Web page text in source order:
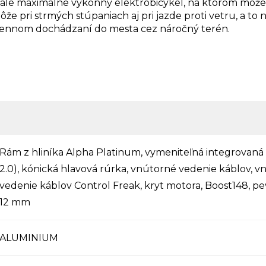
maximálne výkonný elektrobicykel, na ktorom
pri strmých stúpaniach aj pri jazde proti vetru, a to
dochádzaní do mesta cez náročný terén.
Rám z hliníka Alpha Platinum, vymeniteľná integrovaná
2.0), kónická hlavová rúrka, vnútorné vedenie káblov,
vedenie káblov Control Freak, kryt motora, Boost148,
12 mm
ALUMINIUM